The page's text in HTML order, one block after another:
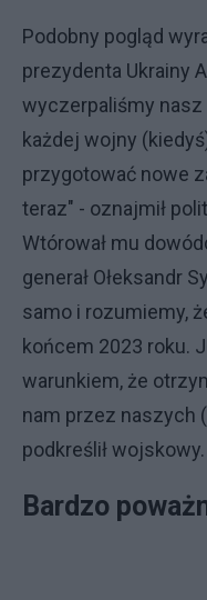
Podobny pogląd
prezydenta Ukrainy
wyczerpaliśmy nasz
każdej wojny
przygotować nowe
teraz" - oznajmił
Wtórował mu
generał Ołeksandr
samo i rozumiemy,
końcem 2023 roku.
warunkiem, że
nam przez naszych
podkreślił wojskowy.
Bardzo